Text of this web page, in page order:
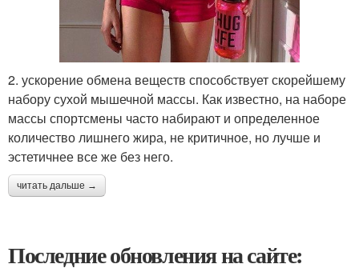
2. ускорение обмена веществ способствует скорейшему
набору сухой мышечной массы. Как известно, на наборе
массы спортсмены часто набирают и определенное
количество лишнего жира, не критичное, но лучше и
эстетичнее все же без него.
читать дальше →
Последние обновления на сайте: